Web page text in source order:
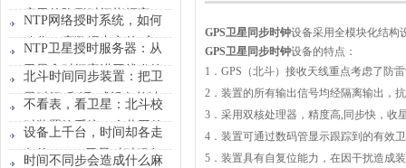
一”
房里的隐形时间指挥官
NTP网络授时系统，如何
稳住一座数据中心的“心
跳”？
NTP卫星授时服务器：从
卫星拿时间塞进网线发给
设备
北斗时间同步装置：把卫
星时间“翻译”成设备能读
懂的信号
不看表，看卫星：北斗校
时装置给系统一个共同的
时间原点
设备上千台，时间却各走
各的？GPS卫星对时服务
时间不同步会造成什么麻
GPS卫星同步时钟设备采用全模块化结构
GPS卫星同步时钟设备的特点：
1 ．GPS（北斗）接收天线重点考虑了防
2 ．装置的所有输出信号均经隔离输出，
3 ．采用双核处理器，精度高,同步快，收
4 ．装置可通过数码管显示跟踪到的有效
5 ．装置具有自复位能力，在因干扰造成